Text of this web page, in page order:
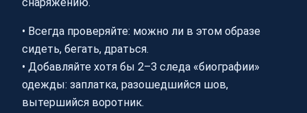
• Всегда проверяйте: можно ли в этом образе
сидеть, бегать, драться.
• Добавляйте хотя бы 2–3 следа «биографии»
одежды: заплатка, разошедшийся шов,
вытершийся воротник.